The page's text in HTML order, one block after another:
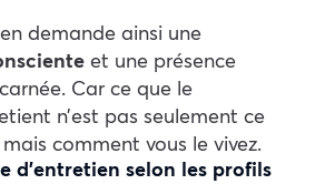
demande ainsi une
et une présence
Car ce que le
n’est pas seulement ce
comment vous le vivez.
d’entretien selon les profils